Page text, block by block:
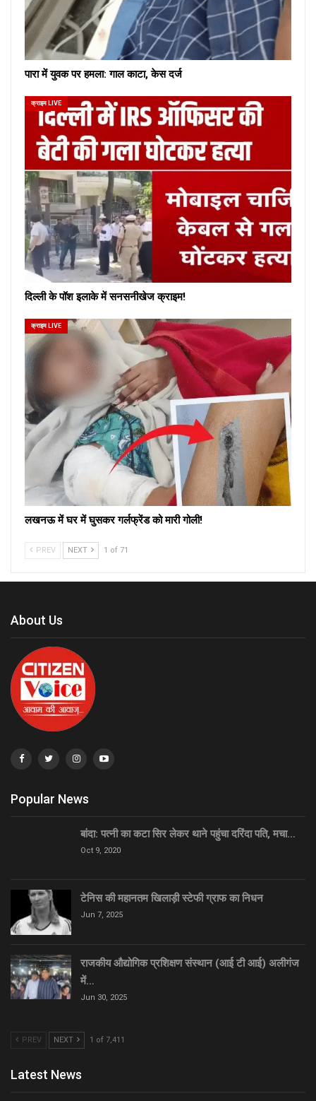
पारा में युवक पर हमला: गाल काटा, केस दर्ज
क्राइम LIVE
दिल्ली के पॉश इलाके में सनसनीखेज क्राइम!
क्राइम LIVE
लखनऊ में घर में घुसकर गर्लफ्रेंड को मारी गोली!
PREV NEXT 1 of 71
About Us
Popular News
बांदा: पत्नी का कटा सिर लेकर थाने पहुंचा दरिंदा पति, मचा…
Oct 9, 2020
टेनिस की महानतम खिलाड़ी स्टेफी ग्राफ का निधन
Jun 7, 2025
राजकीय औद्योगिक प्रशिक्षण संस्थान (आई टी आई) अलीगंज
में…
Jun 30, 2025
PREV NEXT 1 of 7,411
Latest News